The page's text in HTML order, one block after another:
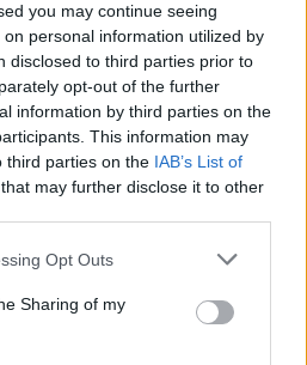
you may continue seeing
personal information utilized by
disclosed to third parties prior to
opt-out of the further
information by third parties on the
This information may
third parties on the IAB’s List of
that may further disclose it to other
app uses one or more Google
behaviour. You may click to
and its third-party tags to
purposes in below Google
Opt Outs
Sharing of my
€ 1,10 al mese
andando nella
menù del sito o
Costa Smeralda